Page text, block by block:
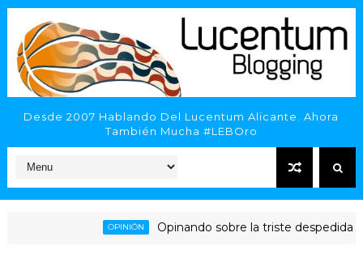
Desde 2007 Hablando Del Lucentum Alicante. Ahora
También Mucha #LEBOro
OPINIÓN Opinando sobre la triste despedida del